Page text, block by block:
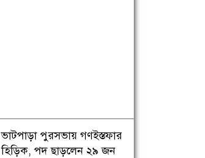
ভাটপাড়া পুরসভায় গণইস্তফার
হিড়িক, পদ ছাড়লেন ২৯ জন